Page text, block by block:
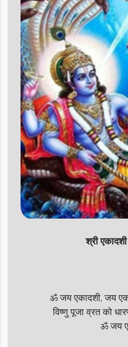
श्री
ॐ जय एकादशी, जय
विष्णु पूजा व्रत को
ॐ जय